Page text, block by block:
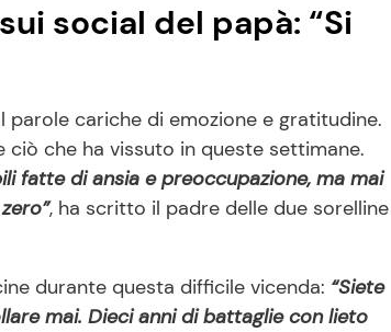
social del papà: “Si
cariche di emozione e gratitudine.
ciò che ha vissuto in queste settimane.
fatte di ansia e preoccupazione, ma mai
, ha scritto il padre delle due sorelline
durante questa difficile vicenda: “Siete
mai. Dieci anni di battaglie con lieto